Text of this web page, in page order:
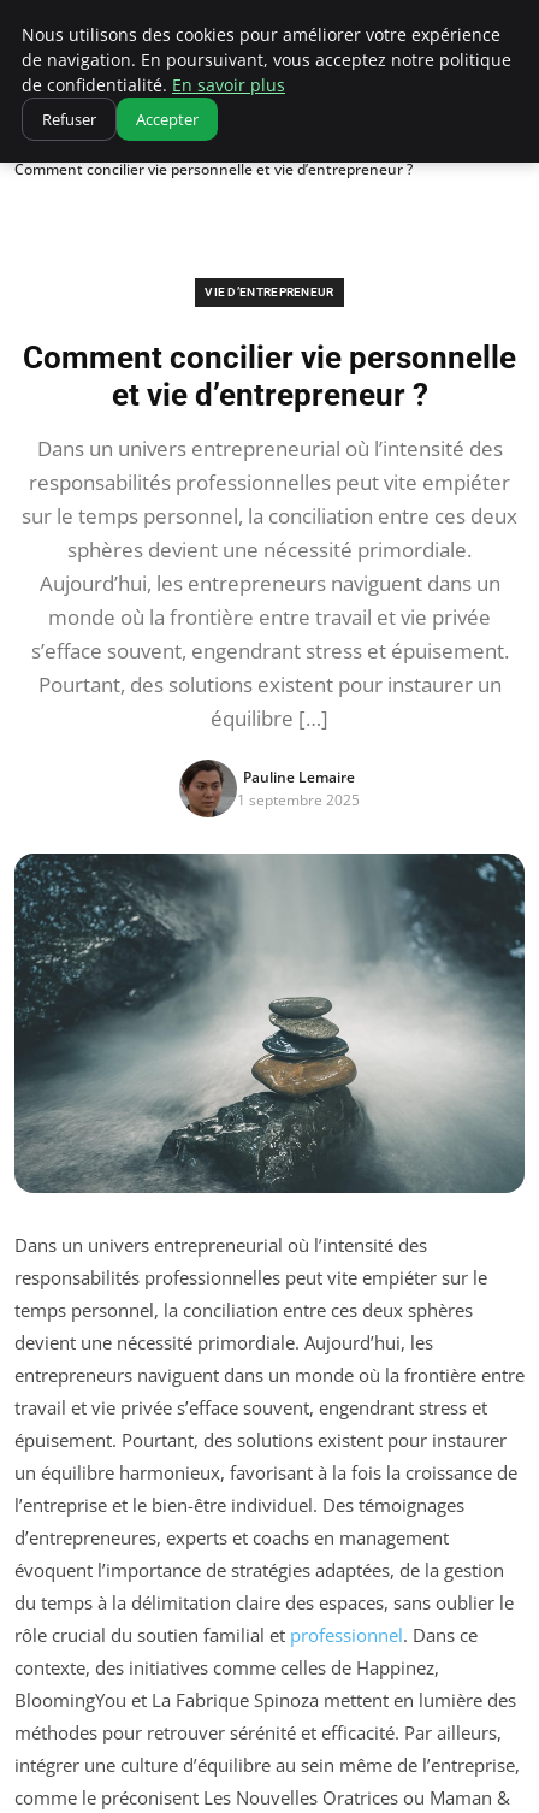
Ultimatefs
Accueil
Vie d’entrepreneur
Comment concilier vie personnelle et vie d’entrepreneur ?
VIE D’ENTREPRENEUR
Comment concilier vie personnelle
et vie d’entrepreneur ?
Dans un univers entrepreneurial où l’intensité des
responsabilités professionnelles peut vite empiéter
sur le temps personnel, la conciliation entre ces deux
sphères devient une nécessité primordiale.
Aujourd’hui, les entrepreneurs naviguent dans un
monde où la frontière entre travail et vie privée
s’efface souvent, engendrant stress et épuisement.
Pourtant, des solutions existent pour instaurer un
équilibre […]
Pauline Lemaire
1 septembre 2025
Dans un univers entrepreneurial où l’intensité des
responsabilités professionnelles peut vite empiéter sur le
temps personnel, la conciliation entre ces deux sphères
devient une nécessité primordiale. Aujourd’hui, les
entrepreneurs naviguent dans un monde où la frontière entre
travail et vie privée s’efface souvent, engendrant stress et
épuisement. Pourtant, des solutions existent pour instaurer
un équilibre harmonieux, favorisant à la fois la croissance de
l’entreprise et le bien-être individuel. Des témoignages
d’entrepreneures, experts et coachs en management
évoquent l’importance de stratégies adaptées, de la gestion
du temps à la délimitation claire des espaces, sans oublier le
rôle crucial du soutien familial et professionnel. Dans ce
contexte, des initiatives comme celles de Happinez,
BloomingYou et La Fabrique Spinoza mettent en lumière des
méthodes pour retrouver sérénité et efficacité. Par ailleurs,
intégrer une culture d’équilibre au sein même de l’entreprise,
comme le préconisent Les Nouvelles Oratrices ou Maman &
Nous utilisons des cookies pour améliorer votre expérience
de navigation. En poursuivant, vous acceptez notre politique
de confidentialité. En savoir plus
Refuser Accepter